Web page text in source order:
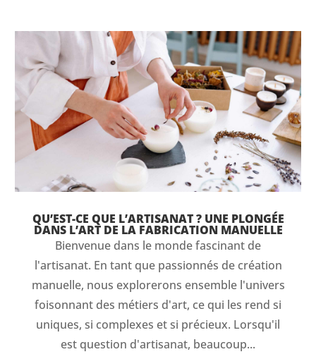
QU’EST-CE QUE L’ARTISANAT ? UNE PLONGÉE
DANS L’ART DE LA FABRICATION MANUELLE
Bienvenue dans le monde fascinant de
l'artisanat. En tant que passionnés de création
manuelle, nous explorerons ensemble l'univers
foisonnant des métiers d'art, ce qui les rend si
uniques, si complexes et si précieux. Lorsqu'il
est question d'artisanat, beaucoup...